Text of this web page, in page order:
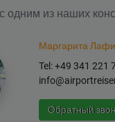
одним из наших
Маргарита
Tel: +49 341 221
Обратный